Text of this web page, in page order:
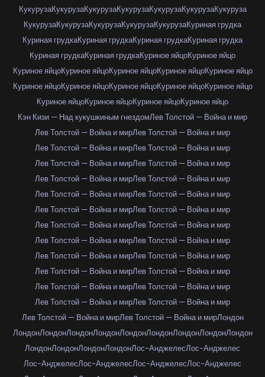
КукурузаКукурузаКукурузаКукурузаКукурузаКукурузаКукуруза
КукурузаКукурузаКукурузаКукурузаКукурузаКуриная грудка
Куриная грудкаКуриная грудкаКуриная грудкаКуриная грудка
Куриная грудкаКуриная грудкаКуриное яйцоКуриное яйцо
Куриное яйцоКуриное яйцоКуриное яйцоКуриное яйцоКуриное яйцо
Куриное яйцоКуриное яйцоКуриное яйцоКуриное яйцоКуриное яйцо
Куриное яйцоКуриное яйцоКуриное яйцоКуриное яйцо
Кэн Кизи — Над кукушкиным гнездомЛев Толстой — Война и мир
Лев Толстой — Война и мирЛев Толстой — Война и мир
Лев Толстой — Война и мирЛев Толстой — Война и мир
Лев Толстой — Война и мирЛев Толстой — Война и мир
Лев Толстой — Война и мирЛев Толстой — Война и мир
Лев Толстой — Война и мирЛев Толстой — Война и мир
Лев Толстой — Война и мирЛев Толстой — Война и мир
Лев Толстой — Война и мирЛев Толстой — Война и мир
Лев Толстой — Война и мирЛев Толстой — Война и мир
Лев Толстой — Война и мирЛев Толстой — Война и мир
Лев Толстой — Война и мирЛев Толстой — Война и мир
Лев Толстой — Война и мирЛев Толстой — Война и мир
Лев Толстой — Война и мирЛев Толстой — Война и мир
Лев Толстой — Война и мирЛев Толстой — Война и мирЛондон
ЛондонЛондонЛондонЛондонЛондонЛондонЛондонЛондонЛондон
ЛондонЛондонЛондонЛондонЛос-АнджелесЛос-Анджелес
Лос-АнджелесЛос-АнджелесЛос-АнджелесЛос-Анджелес